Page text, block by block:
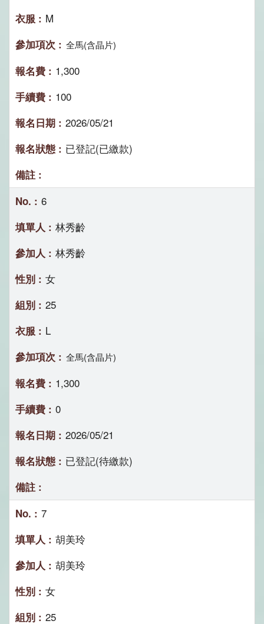
M
全馬(含晶片)
1,300
100
2026/05/21
已登記(已繳款)
6
林秀齡
林秀齡
女
25
L
全馬(含晶片)
1,300
0
2026/05/21
已登記(待繳款)
7
胡美玲
胡美玲
女
25